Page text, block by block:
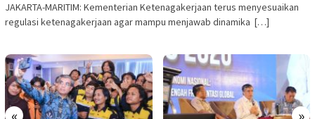
JAKARTA-MARITIM: Kementerian Ketenagakerjaan terus menyesuaikan
regulasi ketenagakerjaan agar mampu menjawab dinamika […]